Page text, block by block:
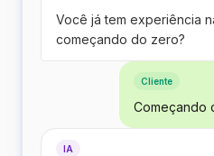
Você já tem experiência
começando do zero?
Cliente
Começando
IA